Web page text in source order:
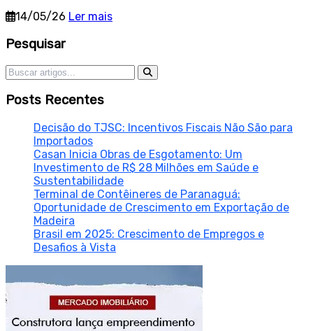
14/05/26 Ler mais
Sidebar
Pesquisar
Pesquisar por:
Posts Recentes
Decisão do TJSC: Incentivos Fiscais Não São para
Importados
Casan Inicia Obras de Esgotamento: Um
Investimento de R$ 28 Milhões em Saúde e
Sustentabilidade
Terminal de Contêineres de Paranaguá:
Oportunidade de Crescimento em Exportação de
Madeira
Brasil em 2025: Crescimento de Empregos e
Desafios à Vista